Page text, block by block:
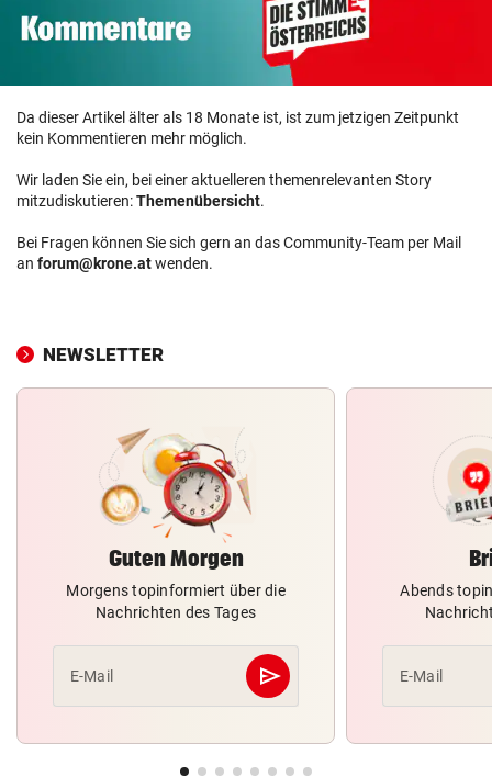
Da dieser Artikel älter als 18 Monate ist, ist zum jetzigen Zeitpunkt
kein Kommentieren mehr möglich.
Wir laden Sie ein, bei einer aktuelleren themenrelevanten Story
mitzudiskutieren:Themenübersicht.
Bei Fragen können Sie sich gern an das Community-Team per Mail
an forum@krone.atwenden.
NEWSLETTER
Guten Morgen
Morgens topinformiert über die
Nachrichten des Tages
E-Mail send
Abschicken
Abends
E-Mail